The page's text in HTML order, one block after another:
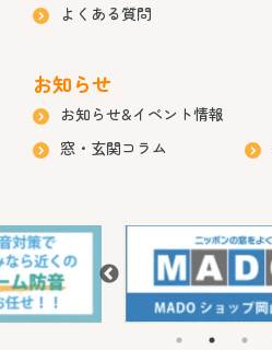
よくある質問
お知らせ
お知らせ&イベント情報
窓・玄関コラム